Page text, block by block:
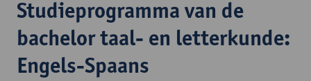
Studieprogramma van de
bachelor taal- en letterkunde:
Engels-Spaans